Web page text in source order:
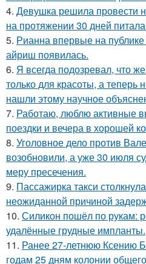
4. Девушка решила провести
на протяжении 30 дней
5. Рианна впервые на
айриш появилась.
6. Я всегда подозревал, что
только для красоты, а теперь
нашли этому научное
7. Работаю, люблю активные
поездки и вечера в хорошей
8. Уголовное дело против
возобновили, а уже 30 июля
меру пресечения.
9. Пассажирка такси
неожиданной причиной
10. Силикон пошёл по рукам:
удалённые грудные импланты.
11. Ранее 27-летнюю Ксению
годам 25 дням колонии